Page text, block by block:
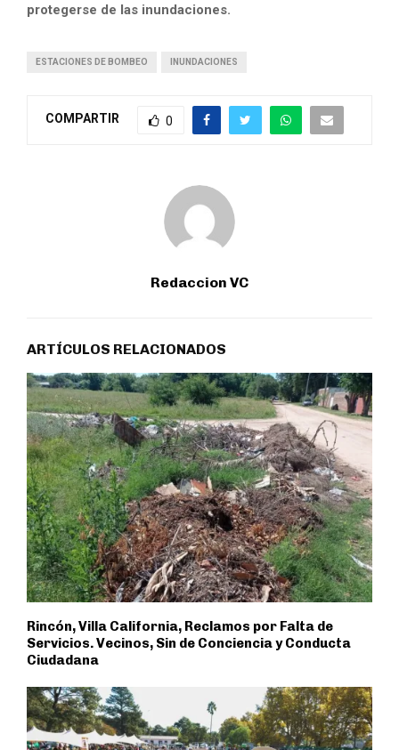
protegerse de las inundaciones.
ESTACIONES DE BOMBEO INUNDACIONES
COMPARTIR 0
Redaccion VC
ARTÍCULOS RELACIONADOS
Rincón, Villa California, Reclamos por Falta de
Servicios. Vecinos, Sin de Conciencia y Conducta
Ciudadana